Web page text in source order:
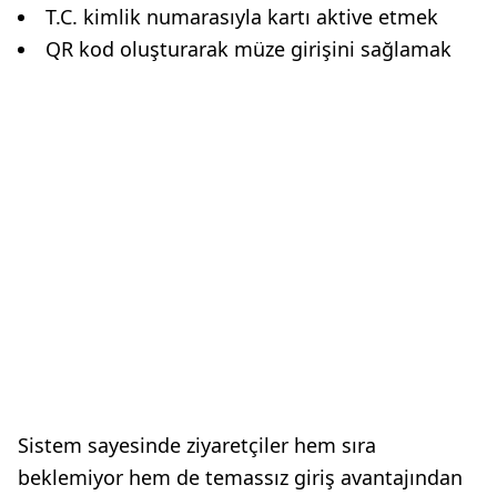
T.C. kimlik numarasıyla kartı aktive etmek
QR kod oluşturarak müze girişini sağlamak
Sistem sayesinde ziyaretçiler hem sıra
beklemiyor hem de temassız giriş avantajından